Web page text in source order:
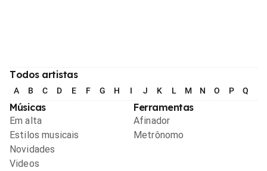
Todos artistas
A B C D E F G H I J K L M N O P Q
Músicas
Em alta
Estilos musicais
Novidades
Videos
Ferramentas
Afinador
Metrônomo